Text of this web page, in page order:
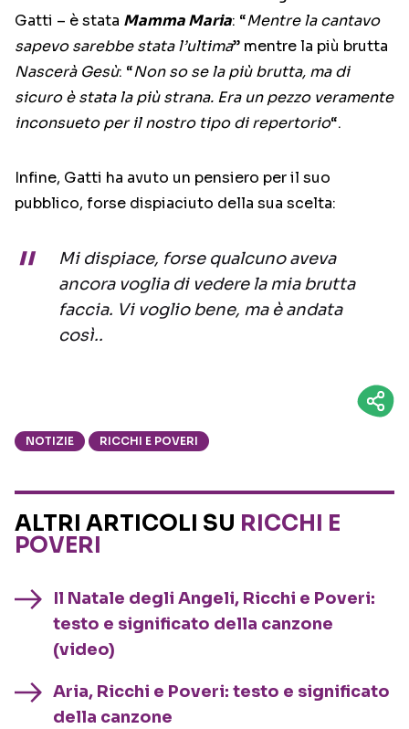
Gatti – è stata Mamma Maria: “Mentre la cantavo
sapevo sarebbe stata l’ultima” mentre la più brutta
Nascerà Gesù: “Non so se la più brutta, ma di
sicuro è stata la più strana. Era un pezzo veramente
inconsueto per il nostro tipo di repertorio“.
Infine, Gatti ha avuto un pensiero per il suo
pubblico, forse dispiaciuto della sua scelta:
Mi dispiace, forse qualcuno aveva
ancora voglia di vedere la mia brutta
faccia. Vi voglio bene, ma è andata
così..
NOTIZIE RICCHI E POVERI
ALTRI ARTICOLI SU RICCHI E
POVERI
Il Natale degli Angeli, Ricchi e Poveri:
testo e significato della canzone
(video)
Aria, Ricchi e Poveri: testo e significato
della canzone